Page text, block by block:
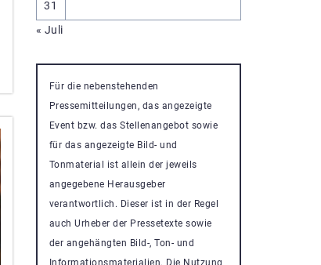
31
« Juli
Für die nebenstehenden
Pressemitteilungen, das angezeigte
Event bzw. das Stellenangebot sowie
für das angezeigte Bild- und
Tonmaterial ist allein der jeweils
angegebene Herausgeber
verantwortlich. Dieser ist in der Regel
auch Urheber der Pressetexte sowie
der angehängten Bild-, Ton- und
Informationsmaterialien. Die Nutzung